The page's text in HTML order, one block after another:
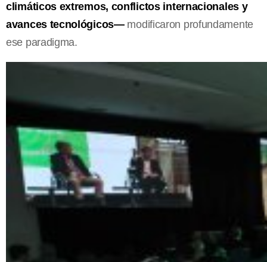
climáticos extremos, conflictos internacionales y
avances tecnológicos—modificaron profundamente
ese paradigma.